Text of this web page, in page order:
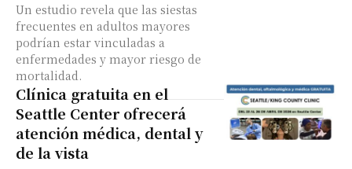
Un estudio revela que las siestas
frecuentes en adultos mayores
podrían estar vinculadas a
enfermedades y mayor riesgo de
mortalidad.
Clínica gratuita en el
Seattle Center ofrecerá
atención médica, dental y
de la vista